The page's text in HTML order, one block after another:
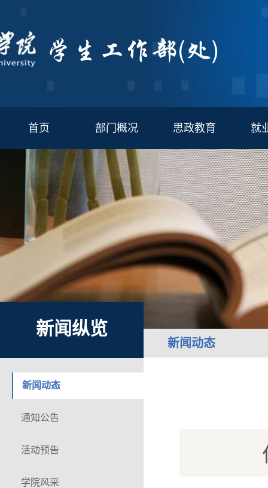
首页 部门概况 思政教育 就
新闻纵览
新闻动态
新闻动态
通知公告
活动预告
学院风采